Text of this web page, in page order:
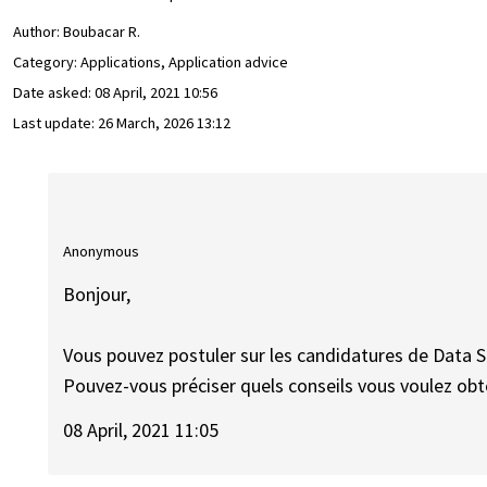
Author: Boubacar R.
Category: Applications, Application advice
Date asked: 08 April, 2021 10:56
Last update: 26 March, 2026 13:12
Anonymous
Bonjour,
Vous pouvez postuler sur les candidatures de Data
Pouvez-vous préciser quels conseils vous voulez
08 April, 2021 11:05